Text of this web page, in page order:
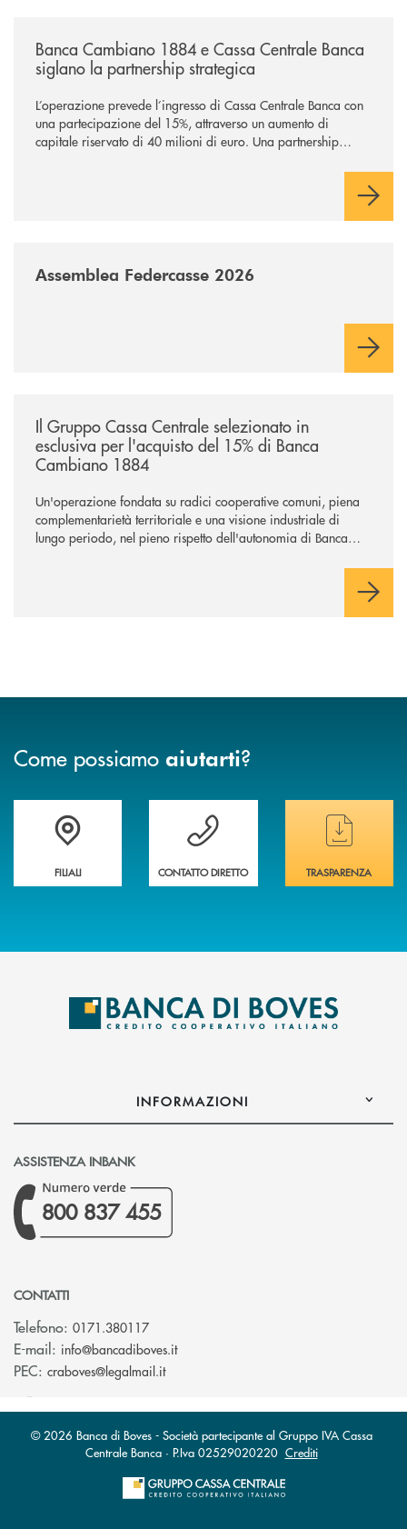
Banca Cambiano 1884 e Cassa Centrale Banca
siglano la partnership strategica
L’operazione prevede l’ingresso di Cassa Centrale Banca con
una partecipazione del 15%, attraverso un aumento di
capitale riservato di 40 milioni di euro. Una partnership
comuni e sulla prossimità ai territori, per ampliare l’offerta e
Assemblea Federcasse 2026
Il Gruppo Cassa Centrale selezionato in
esclusiva per l'acquisto del 15% di Banca
Cambiano 1884
Un'operazione fondata su radici cooperative comuni, piena
complementarietà territoriale e una visione industriale di
lungo periodo, nel pieno rispetto dell'autonomia di Banca
negoziazione esclusiva per la finalizzazione dell’operazione.
Come possiamo aiutarti?
Trova la filiale&nbsp; più vicina a te
FILIALI
Hai bisogno di assistenza immediata ?
CONTATTO DIRETTO
Hai bisogno di
TRASPARENZA
INFORMAZIONI
ASSISTENZA INBANK
800 837 455
CONTATTI
Telefono: 0171.380117
E-mail: info@bancadiboves.it(si apre l’app di posta elettronica)
PEC: craboves@legalmail.it(si apre l’app di posta elettronica)
© 2026 Banca di Boves - Società partecipante al Gruppo IVA Cassa
Centrale Banca · P.Iva 02529020220 Crediti